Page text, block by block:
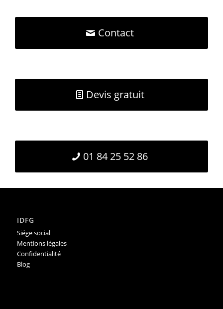
Contact
Devis gratuit
01 84 25 52 86
IDFG
Siége social
Mentions légales
Confidentialité
Blog